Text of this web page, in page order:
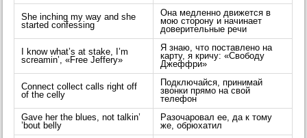
She inching my way and she
started confessing
Она медленно движется в
мою сторону и начинает
доверительные речи
I know what’s at stake, I’m
screamin’, «Free Jeffery»
Я знаю, что поставлено на
карту, я кричу: «Свободу
Джеффри»
Connect collect calls right off
of the celly
Подключайся, принимай
звонки прямо на свой
телефон
Gave her the blues, not talkin’
’bout belly
Разочаровал ее, да к тому
же, обрюхатил